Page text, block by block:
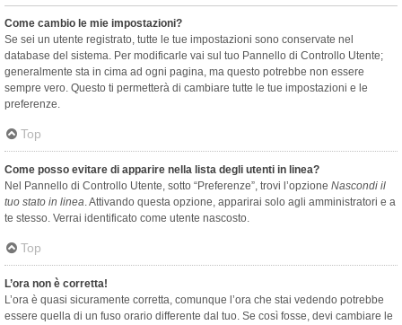
Come cambio le mie impostazioni?
Se sei un utente registrato, tutte le tue impostazioni sono conservate nel
database del sistema. Per modificarle vai sul tuo Pannello di Controllo Utente;
generalmente sta in cima ad ogni pagina, ma questo potrebbe non essere
sempre vero. Questo ti permetterà di cambiare tutte le tue impostazioni e le
preferenze.
Top
Come posso evitare di apparire nella lista degli utenti in linea?
Nel Pannello di Controllo Utente, sotto “Preferenze”, trovi l’opzione Nascondi il
tuo stato in linea. Attivando questa opzione, apparirai solo agli amministratori e a
te stesso. Verrai identificato come utente nascosto.
Top
L’ora non è corretta!
L’ora è quasi sicuramente corretta, comunque l’ora che stai vedendo potrebbe
essere quella di un fuso orario differente dal tuo. Se così fosse, devi cambiare le